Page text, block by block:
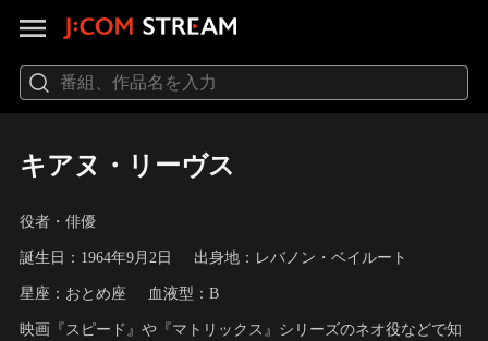
キアヌ・リーヴス
役者・俳優
誕生日：1964年9月2日 出身地：レバノン・ベイルート
星座：おとめ座 血液型：B
映画『スピード』や『マトリックス』シリーズのネオ役などで知